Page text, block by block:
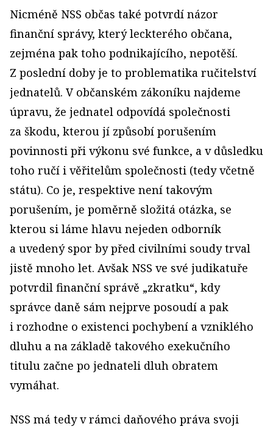
Nicméně NSS občas také potvrdí názor
finanční správy, který leckterého občana,
zejména pak toho podnikajícího, nepotěší.
Z poslední doby je to problematika ručitelství
jednatelů. V občanském zákoníku najdeme
úpravu, že jednatel odpovídá společnosti
za škodu, kterou jí způsobí porušením
povinnosti při výkonu své funkce, a v důsledku
toho ručí i věřitelům společnosti (tedy včetně
státu). Co je, respektive není takovým
porušením, je poměrně složitá otázka, se
kterou si láme hlavu nejeden odborník
a uvedený spor by před civilními soudy trval
jistě mnoho let. Avšak NSS ve své judikatuře
potvrdil finanční správě „zkratku“, kdy
správce daně sám nejprve posoudí a pak
i rozhodne o existenci pochybení a vzniklého
dluhu a na základě takového exekučního
titulu začne po jednateli dluh obratem
vymáhat.
NSS má tedy v rámci daňového práva svoji